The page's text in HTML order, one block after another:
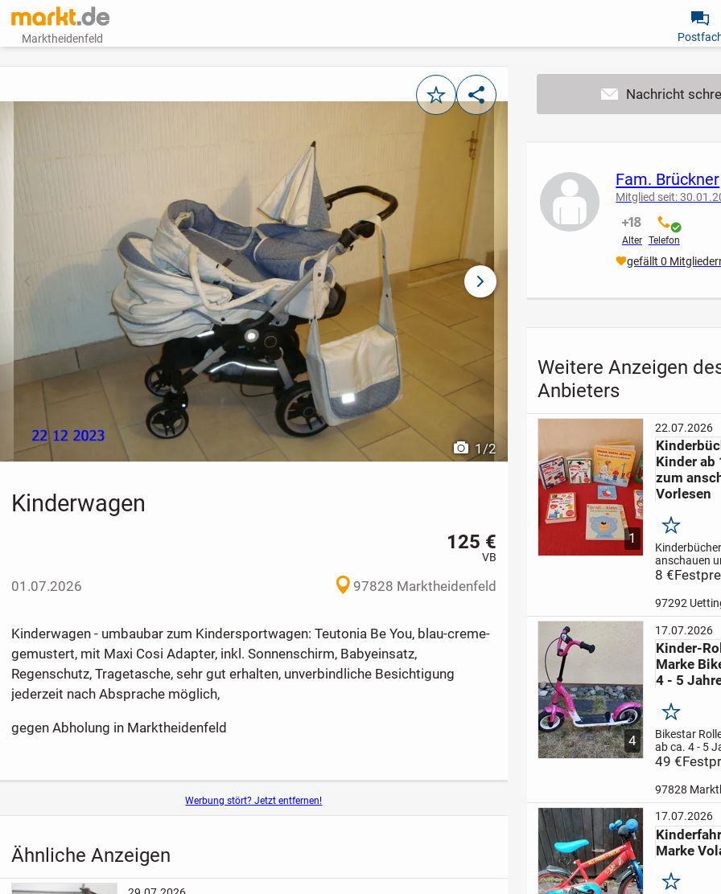
Marktheidenfeld
MerkenTeilen
vorheriges Bild
1/2
nächstes Bild
Kinderwagen
125 €
VB
01.07.2026 97828 Marktheidenfeld
Kinderwagen - umbaubar zum Kindersportwagen: Teutonia Be You, blau-creme-
gemustert, mit Maxi Cosi Adapter, inkl. Sonnenschirm, Babyeinsatz,
Regenschutz, Tragetasche, sehr gut erhalten, unverbindliche Besichtigung
jederzeit nach Absprache möglich,
gegen Abholung in Marktheidenfeld
Werbung stört? Jetzt entfernen!
Ähnliche Anzeigen
Fam. Brückner
Mitglied seit:
Alter
nicht verifiziert
Telefon
verifiziert
gefällt 0
Weitere Anzeigen
Anbieters
1
22.07.2026
Kinder ab
zum
Vorlesen
Merken
anschauen
Vorlesen10
ab 12
zusammen 8
das – die
das – die
ist das – die
das – die...
8 €
97292
4
17.07.2026
Kinder-
Marke
4 - 5
Merken
Bikestar
ab ca. 4 - 5
Zoll
Stahlrahmen-
Lenker- eine
49 €
97828
17.07.2026
Marke
Merken